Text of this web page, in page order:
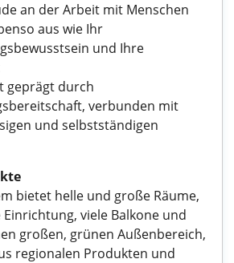
an der Arbeit mit Menschen
aus wie Ihr
und Ihre
geprägt durch
verbunden mit
und selbstständigen
bietet helle und große Räume,
viele Balkone und
großen, grünen Außenbereich,
regionalen Produkten und